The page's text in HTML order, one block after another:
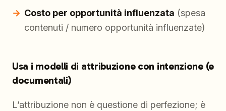
Costo per opportunità influenzata (spesa
contenuti / numero opportunità influenzate)
Usa i modelli di attribuzione con intenzione (e
documentali)
L’attribuzione non è questione di perfezione; è